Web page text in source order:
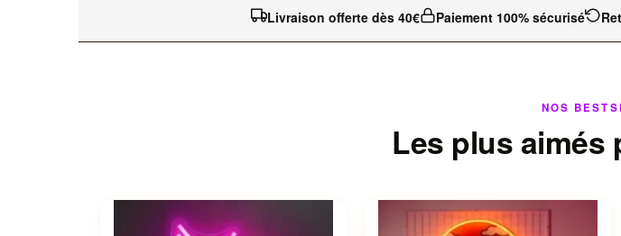
Livraison offerte dès 40€ Paiement 100% sécurisé
NOS
Les plus aimés